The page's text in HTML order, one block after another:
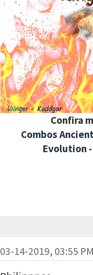
Confira
Combos
Evolution
03-14-2019, 03:55